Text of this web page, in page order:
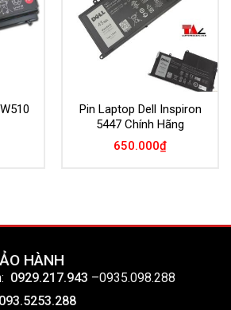
Pin Laptop Dell Inspiron
5447 Chính Hãng
650.000₫
HÀNH
0929.217.943 –0935.098.288
093.5253.288